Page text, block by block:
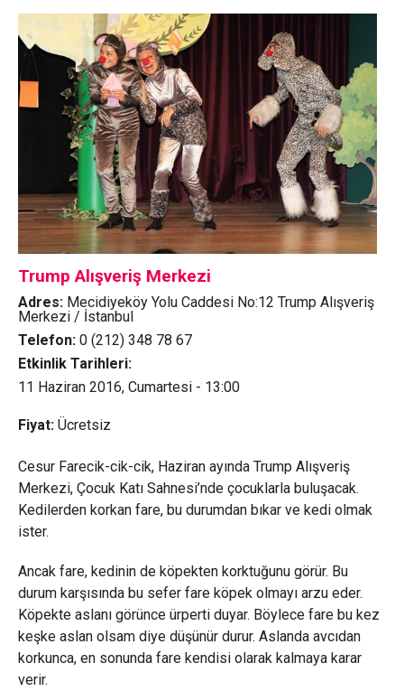
Trump Alışveriş Merkezi
Adres: Mecidiyeköy Yolu Caddesi No:12 Trump Alışveriş
Merkezi / İstanbul
Telefon: 0 (212) 348 78 67
Etkinlik Tarihleri:
11 Haziran 2016, Cumartesi - 13:00
Fiyat:Ücretsiz
Cesur Farecik-cik-cik, Haziran ayında Trump Alışveriş
Merkezi, Çocuk Katı Sahnesi’nde çocuklarla buluşacak.
Kedilerden korkan fare, bu durumdan bıkar ve kedi olmak
ister.
Ancak fare, kedinin de köpekten korktuğunu görür. Bu
durum karşısında bu sefer fare köpek olmayı arzu eder.
Köpekte aslanı görünce ürperti duyar. Böylece fare bu kez
keşke aslan olsam diye düşünür durur. Aslanda avcıdan
korkunca, en sonunda fare kendisi olarak kalmaya karar
verir.